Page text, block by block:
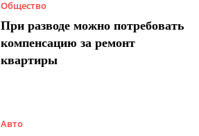
Общество
При разводе можно потребовать
компенсацию за ремонт
квартиры
Авто